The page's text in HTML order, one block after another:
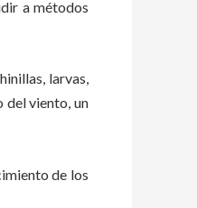
a métodos
larvas,
del viento, un
de los